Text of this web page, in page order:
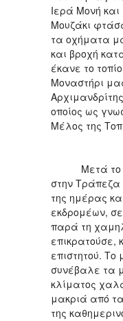
Ιερά Μονή
Μουζάκι
τα οχήματα
και βροχή
έκανε το
Μοναστήρι
οποίος ως
Μέλος της
Μετά το
στην Τράπεζα
της ημέρας
εκδρομέων,
παρά τη
επικρατούσε,
επιστητού. Το
συνέβαλε τα
κλίματος
μακριά από
της